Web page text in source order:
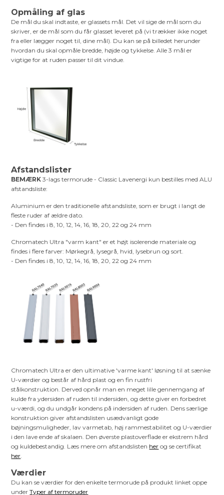
Opmåling af glas
De mål du skal indtaste, er glassets mål. Det vil sige de mål som du
skriver, er de mål som du får glasset leveret på (vi trækker ikke noget
fra eller lægger noget til, dine mål). Du kan se på billedet herunder
hvordan du skal opmåle bredde, højde og tykkelse. Alle 3 mål er
vigtige for at ruden passer til dit vindue.
Afstandslister
BEMÆRK3-lags termorude - Classic Lavenergi kun bestilles med ALU
afstandsliste:
Aluminium er den traditionelle afstandsliste, som er brugt i langt de
fleste ruder af ældre dato.
- Den findes i 8, 10, 12, 14, 16, 18, 20, 22 og 24 mm
Chromatech Ultra "varm kant" er et højt isolerende materiale og
findes i flere farver: Mørkegrå, lysegrå, hvid, lysebrun og sort.
- Den findes i 8, 10, 12, 14, 16, 18, 20, 22 og 24 mm
Chromatech Ultra er den ultimative 'varme kant' løsning til at sænke
U-værdier og består af hård plast og en fin rustfri
stålkonstruktion. Derved opnår man en meget lille gennemgang af
kulde fra ydersiden af ruden til indersiden, og dette giver en forbedret
u-værdi, og du undgår kondens på indersiden af ruden. Dens særlige
konstruktion giver afstandslisten usædvanligt gode
bøjningsmuligheder, lav varmetab, høj rammestabilitet og U-værdier
i den lave ende af skalaen. Den øverste plastoverflade er ekstrem hård
og kuldebestandig. Læs mere om afstandslisten her og se certifikat
her
Værdier
Du kan se værdier for den enkelte termorude på produkt linket oppe
underTyper af termoruder